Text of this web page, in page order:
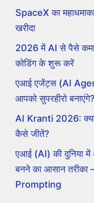
SpaceX का
खरीदा
2026 में AI से पैसे
कोडिंग के शुरू करें
एआई एजेंट्स (AI
आपको सुपरहीरो बनाएंगे?
AI Kranti 2026:
कैसे जीतें?
एआई (AI) की दुनिया में
बनने का आसान
Prompting